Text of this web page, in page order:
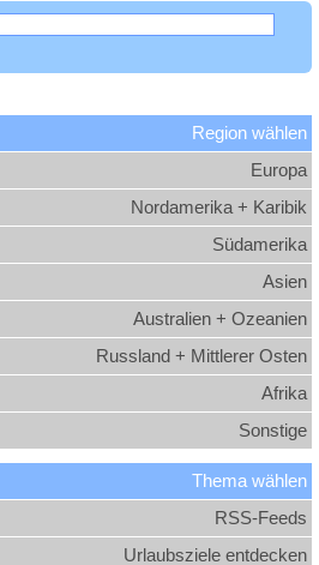
Region wählen
Europa
Nordamerika + Karibik
Südamerika
Asien
Australien + Ozeanien
Russland + Mittlerer Osten
Afrika
Sonstige
Thema wählen
RSS-Feeds
Urlaubsziele entdecken